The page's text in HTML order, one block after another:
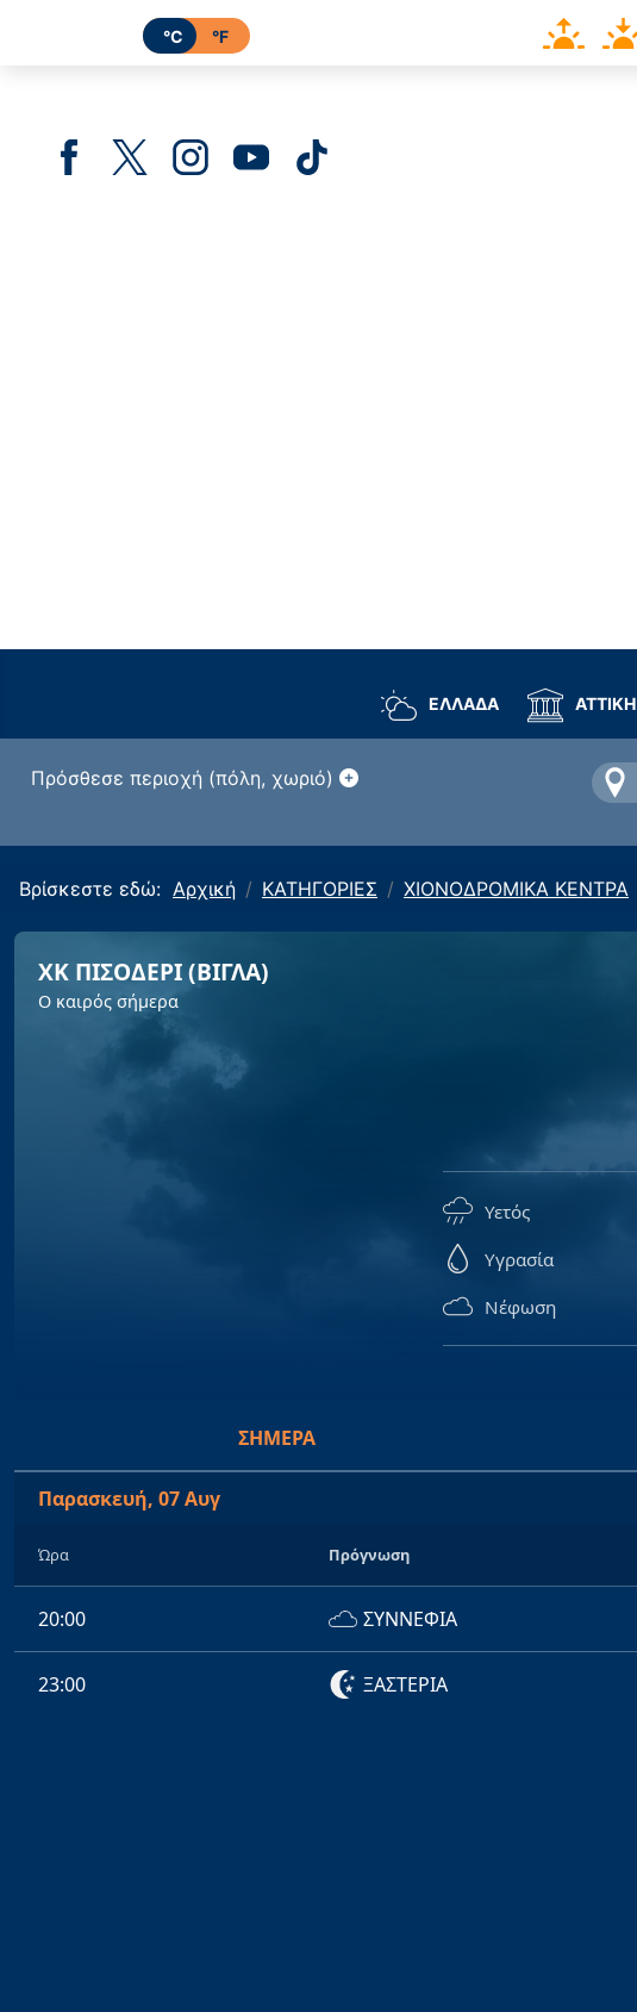
°C °F
ΕΛΛΑΔΑ ΑΤΤΙΚΗ
Πρόσθεσε περιοχή (πόλη, χωριό)
Βρίσκεστε εδώ: Αρχική ΚΑΤΗΓΟΡΙΕΣ ΧΙΟΝΟΔΡΟΜΙΚΑ ΚΕΝΤΡΑ
ΧΚ ΠΙΣΟΔΕΡΙ (ΒΙΓΛΑ)
Ο καιρός σήμερα
Υετός
Υγρασία
Νέφωση
ΣΉΜΕΡΑ
Παρασκευή, 07 Αυγ
Ώρα Πρόγνωση
20:00 ΣΥΝΝΕΦΙΑ
23:00 ΞΑΣΤΕΡΙΑ